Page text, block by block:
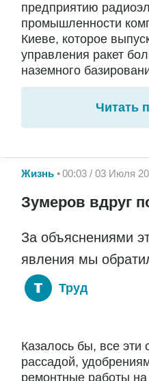
предприятию
промышленности
Киеве, которое
управления ракет
наземного
Читать
Жизнь 00:03 / 03 Июля
Зумеров вдруг
За объяснениями
явления мы
Труд
Казалось бы, все эти
рассадой,
ремонтные работы